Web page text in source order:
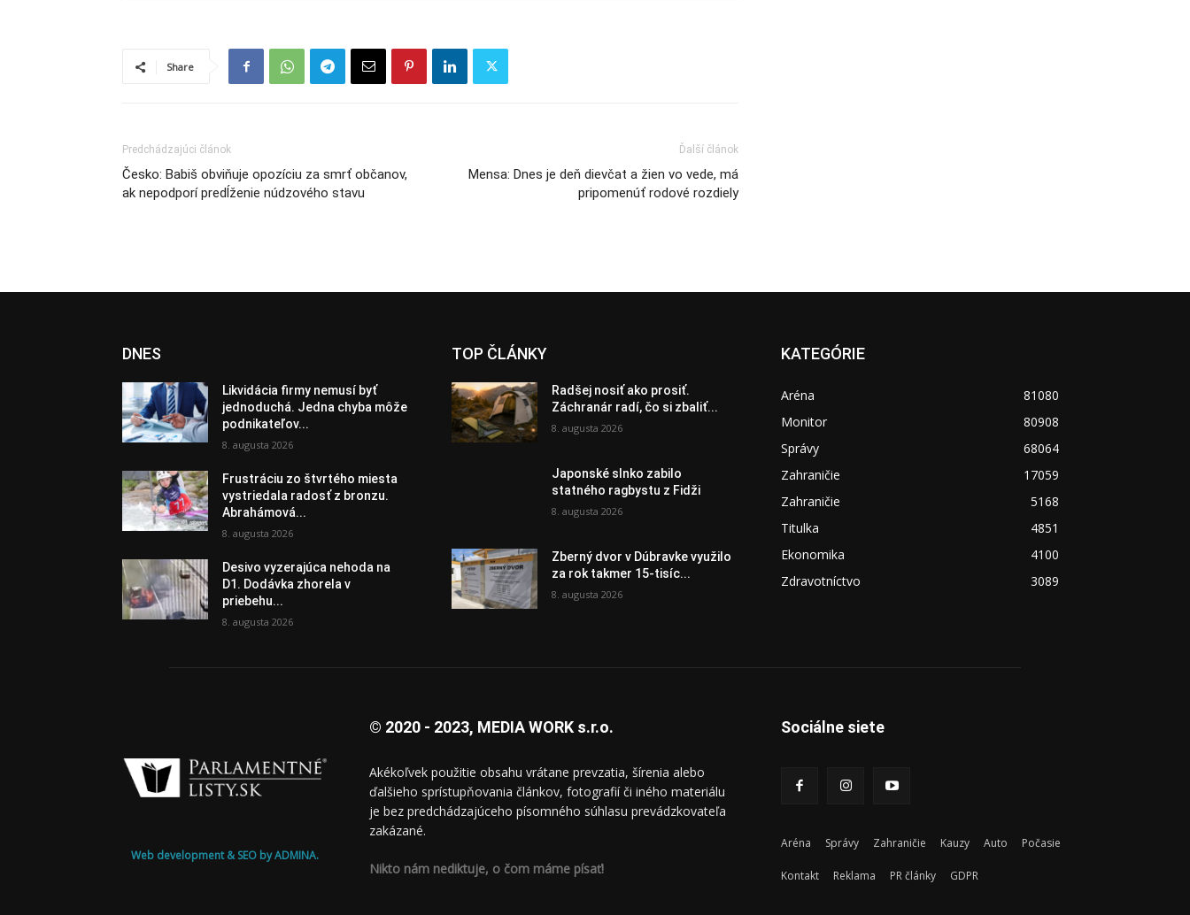
Share
Predchádzajúci článok
Česko: Babiš obviňuje opozíciu za smrť občanov,
ak nepodporí predĺženie núdzového stavu
Ďalší článok
Mensa: Dnes je deň dievčat a žien vo vede, má
pripomenúť rodové rozdiely
DNES
Likvidácia firmy nemusí byť
jednoduchá. Jedna chyba môže
podnikateľov...
8. augusta 2026
Frustráciu zo štvrtého miesta
vystriedala radosť z bronzu.
Abrahámová...
8. augusta 2026
Desivo vyzerajúca nehoda na
D1. Dodávka zhorela v
priebehu...
8. augusta 2026
TOP ČLÁNKY
Radšej nosiť ako prosiť.
Záchranár radí, čo si zbaliť...
8. augusta 2026
Japonské slnko zabilo
statného ragbystu z Fidži
8. augusta 2026
Zberný dvor v Dúbravke využilo
za rok takmer 15-tisíc...
8. augusta 2026
KATEGÓRIE
Aréna
81080
Monitor
80908
Správy
68064
Zahraničie
17059
Zahraničie
5168
Titulka
4851
Ekonomika
4100
Zdravotníctvo
3089
Web development & SEO by ADMINA.
© 2020 - 2023, MEDIA WORK s.r.o.
Akékoľvek použitie obsahu vrátane prevzatia, šírenia alebo
ďalšieho sprístupňovania článkov, fotografií či iného materiálu
je bez predchádzajúceho písomného súhlasu prevádzkovateľa
zakázané.
Nikto nám nediktuje, o čom máme písať!
Sociálne siete
Aréna Správy Zahraničie Kauzy Auto Počasie
Kontakt Reklama PR články GDPR